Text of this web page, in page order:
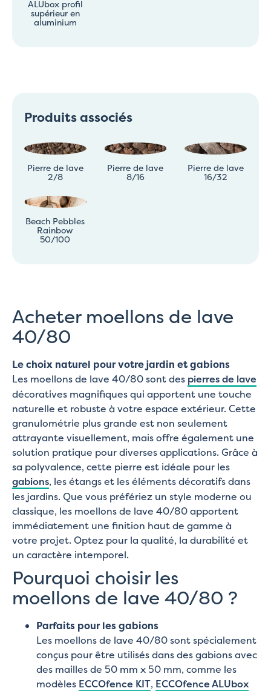
ALUbox profil
supérieur en
aluminium
Produits associés
Pierre de lave
2/8
Pierre de lave
8/16
Pierre de lave
16/32
Beach Pebbles
Rainbow
50/100
Acheter moellons de lave
40/80
Le choix naturel pour votre jardin et gabions
Les moellons de lave 40/80 sont des pierres de lave
décoratives magnifiques qui apportent une touche
naturelle et robuste à votre espace extérieur. Cette
granulométrie plus grande est non seulement
attrayante visuellement, mais offre également une
solution pratique pour diverses applications. Grâce à
sa polyvalence, cette pierre est idéale pour les
gabions, les étangs et les éléments décoratifs dans
les jardins. Que vous préfériez un style moderne ou
classique, les moellons de lave 40/80 apportent
immédiatement une finition haut de gamme à
votre projet. Optez pour la qualité, la durabilité et
un caractère intemporel.
Pourquoi choisir les
moellons de lave 40/80 ?
Parfaits pour les gabions
Les moellons de lave 40/80 sont spécialement
conçus pour être utilisés dans des gabions avec
des mailles de 50 mm x 50 mm, comme les
modèles ECCOfence KIT, ECCOfence ALUbox